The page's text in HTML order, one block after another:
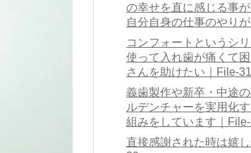
の幸せを直に感じる事
自分自身の仕事のやり
コンフォートというシ
使って入れ歯が痛くて
さんを助けたい｜File-31
義歯製作や新卒・中途
ルデンチャーを実用化
組みをしています｜
直接感謝された時は嬉